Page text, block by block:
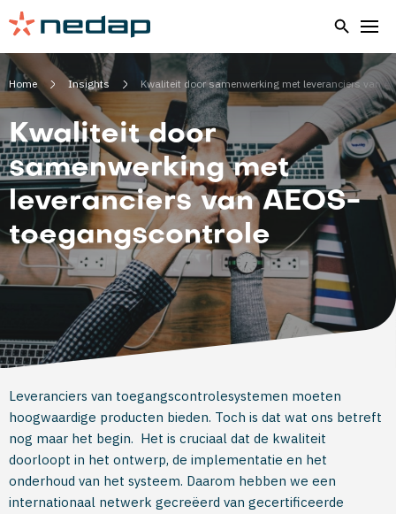
Home Insights Kwaliteit door samenwerking met leveranciers van
Kwaliteit door
samenwerking met
leveranciers van AEOS-
toegangscontrole
Leveranciers van toegangscontrolesystemen moeten
hoogwaardige producten bieden. Toch is dat wat ons betreft
nog maar het begin. Het is cruciaal dat de kwaliteit
doorloopt in het ontwerp, de implementatie en het
onderhoud van het systeem. Daarom hebben we een
internationaal netwerk gecreëerd van gecertificeerde